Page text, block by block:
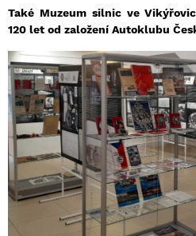
Také Muzeum silnic ve
120 let od založení Autoklubu